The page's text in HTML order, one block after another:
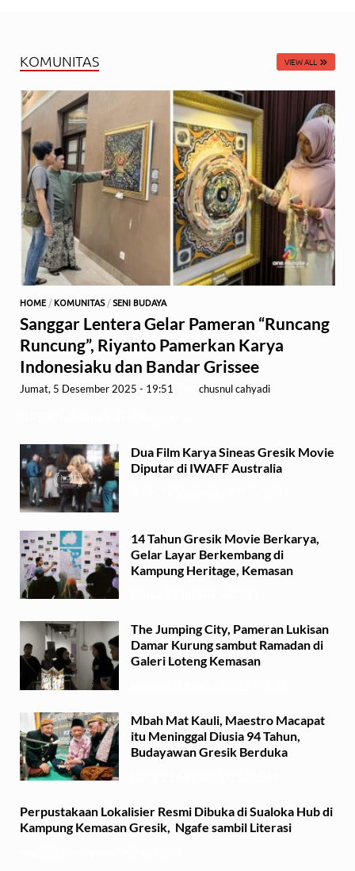
KOMUNITAS VIEW ALL
HOME / KOMUNITAS/ SENI BUDAYA
Sanggar Lentera Gelar Pameran “Runcang
Runcung”, Riyanto Pamerkan Karya
Indonesiaku dan Bandar Grissee
Jumat, 5 Desember 2025 - 19:51 chusnul cahyadi
Dua Film Karya Sineas Gresik Movie
Diputar di IWAFF Australia
14 Tahun Gresik Movie Berkarya,
Gelar Layar Berkembang di
Kampung Heritage, Kemasan
The Jumping City, Pameran Lukisan
Damar Kurung sambut Ramadan di
Galeri Loteng Kemasan
Mbah Mat Kauli, Maestro Macapat
itu Meninggal Diusia 94 Tahun,
Budayawan Gresik Berduka
Perpustakaan Lokalisier Resmi Dibuka di Sualoka Hub di
Kampung Kemasan Gresik, Ngafe sambil Literasi